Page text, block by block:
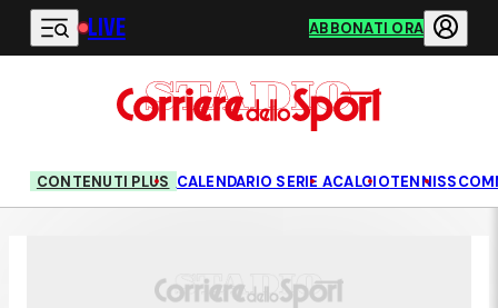
Vai al contenuto principale
LIVE ABBONATI ORA
CONTENUTI PLUS CALENDARIO SERIE ACALCIOTENNIS